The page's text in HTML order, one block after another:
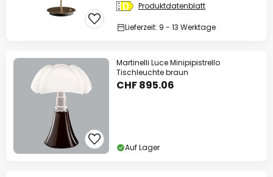
Produktdatenblatt
Lieferzeit: 9 - 13 Werktage
Martinelli Luce Minipipistrello
Tischleuchte braun
CHF 895.06
Auf Lager